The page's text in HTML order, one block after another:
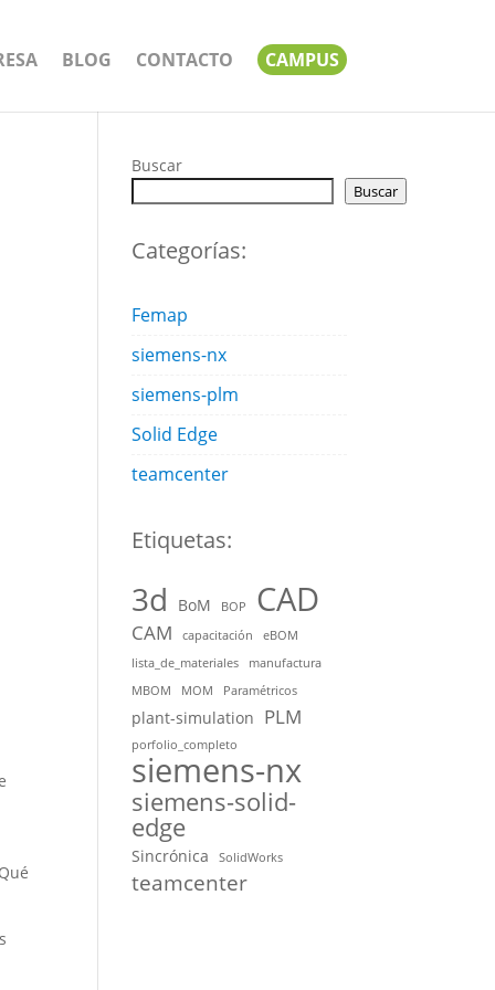
BLOG CONTACTO CAMPUS
Buscar
Buscar
Categorías:
Femap
siemens-nx
siemens-plm
Solid Edge
teamcenter
Etiquetas:
3d BoM BOP CAD
CAM capacitación
eBOM
lista_de_materiales
manufactura
MBOM
MOM Paramétricos
plant-simulation PLM
porfolio_completo
siemens-nx
siemens-solid-
edge
Sincrónica SolidWorks
teamcenter